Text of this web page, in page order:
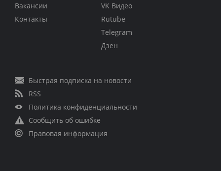
Вакансии
Контакты
VK Видео
Rutube
Telegram
Дзен
Быстрая подписка на новости
RSS
Политика конфиденциальности
Сообщить об ошибке
Правовая информация